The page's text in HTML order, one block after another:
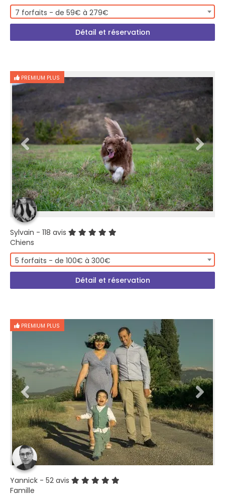
7 forfaits - de 59€ à 279€
Détail et réservation
PREMIUM PLUS
Sylvain - 118 avis
Chiens
5 forfaits - de 100€ à 300€
Détail et réservation
PREMIUM PLUS
Yannick - 52 avis
Famille